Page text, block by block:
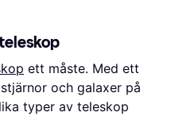
ett måste. Med ett
och galaxer på
typer av teleskop